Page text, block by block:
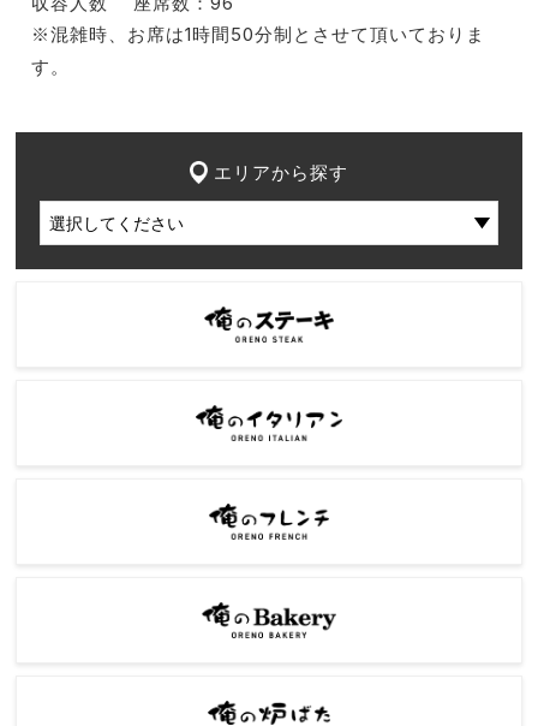
※混雑時、お席は1時間50分制とさせて頂いておりま
す。
エリアから探す